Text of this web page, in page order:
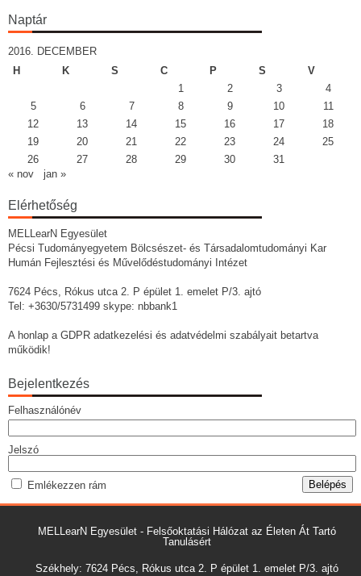
Naptár
2016. DECEMBER
H
K S C P S
V
1
2 3
4
5
6 7 8 9 10
11
12
13 14 15 16 17
18
19
20 21 22 23 24
25
26
27 28 29 30
31
« nov
jan »
Elérhetőség
MELLearN Egyesület
Pécsi Tudományegyetem Bölcsészet- és Társadalomtudományi Kar
Humán Fejlesztési és Művelődéstudományi Intézet
7624 Pécs, Rókus utca 2. P épület 1. emelet P/3. ajtó
Tel: +3630/5731499 skype: nbbank1
A honlap a GDPR adatkezelési és adatvédelmi szabályait betartva
működik!
Bejelentkezés
Felhasználónév
Jelszó
Emlékezzen rám
MELLearN Egyesület - Felsőoktatási Hálózat az Életen Át Tartó
Tanulásért
Székhely: 7624 Pécs, Rókus utca 2. P épület 1. emelet P/3. ajtó